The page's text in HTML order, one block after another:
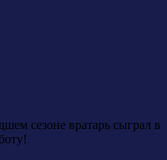
сезоне вратарь сыграл в